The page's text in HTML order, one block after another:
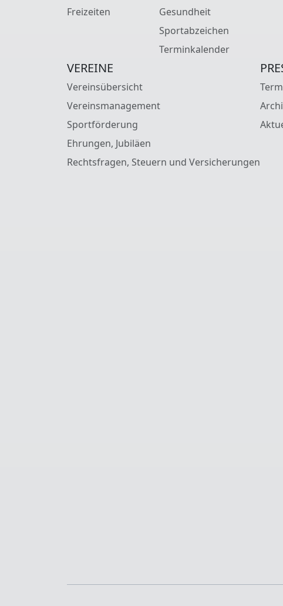
Freizeiten
Gesundheit
Sportabzeichen
Terminkalender
VEREINE
Vereinsübersicht
Vereinsmanagement
Sportförderung
Ehrungen, Jubiläen
Rechtsfragen, Steuern und Versicherungen